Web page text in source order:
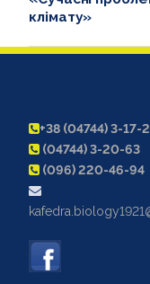
клімату»
+38 (04744) 3-17-
(04744) 3-20-63
(096) 220-46-94